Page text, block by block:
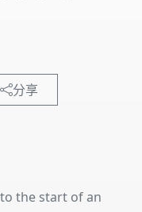
分享
the start of an